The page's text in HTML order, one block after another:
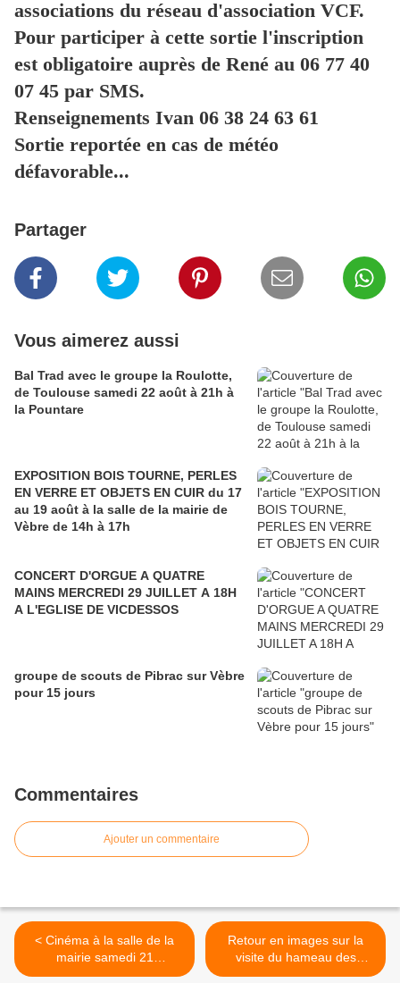
associations du réseau d'association VCF.
Pour participer à cette sortie l'inscription
est obligatoire auprès de René au 06 77 40
07 45 par SMS.
Renseignements Ivan 06 38 24 63 61
Sortie reportée en cas de météo
défavorable...
Partager
Vous aimerez aussi
Bal Trad avec le groupe la Roulotte,
de Toulouse samedi 22 août à 21h à
la Pountare
EXPOSITION BOIS TOURNE, PERLES
EN VERRE ET OBJETS EN CUIR du 17
au 19 août à la salle de la mairie de
Vèbre de 14h à 17h
CONCERT D'ORGUE A QUATRE
MAINS MERCREDI 29 JUILLET A 18H
A L'EGLISE DE VICDESSOS
groupe de scouts de Pibrac sur Vèbre
pour 15 jours
Commentaires
Ajouter un commentaire
< Cinéma à la salle de la
mairie samedi 21
septembre
Retour en images sur la
visite du hameau des
Goutets >